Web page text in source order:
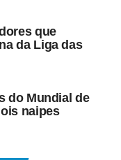
que
da Liga das
do Mundial de
naipes